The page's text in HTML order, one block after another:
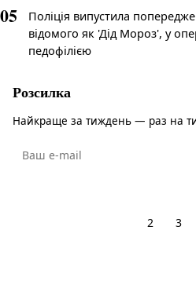
05
Поліція випустила
відомого як 'Дід Мороз', у
педофілією
Розсилка
Найкраще за тиждень — раз на
2 3